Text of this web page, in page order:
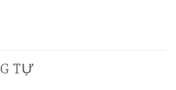
TỰ